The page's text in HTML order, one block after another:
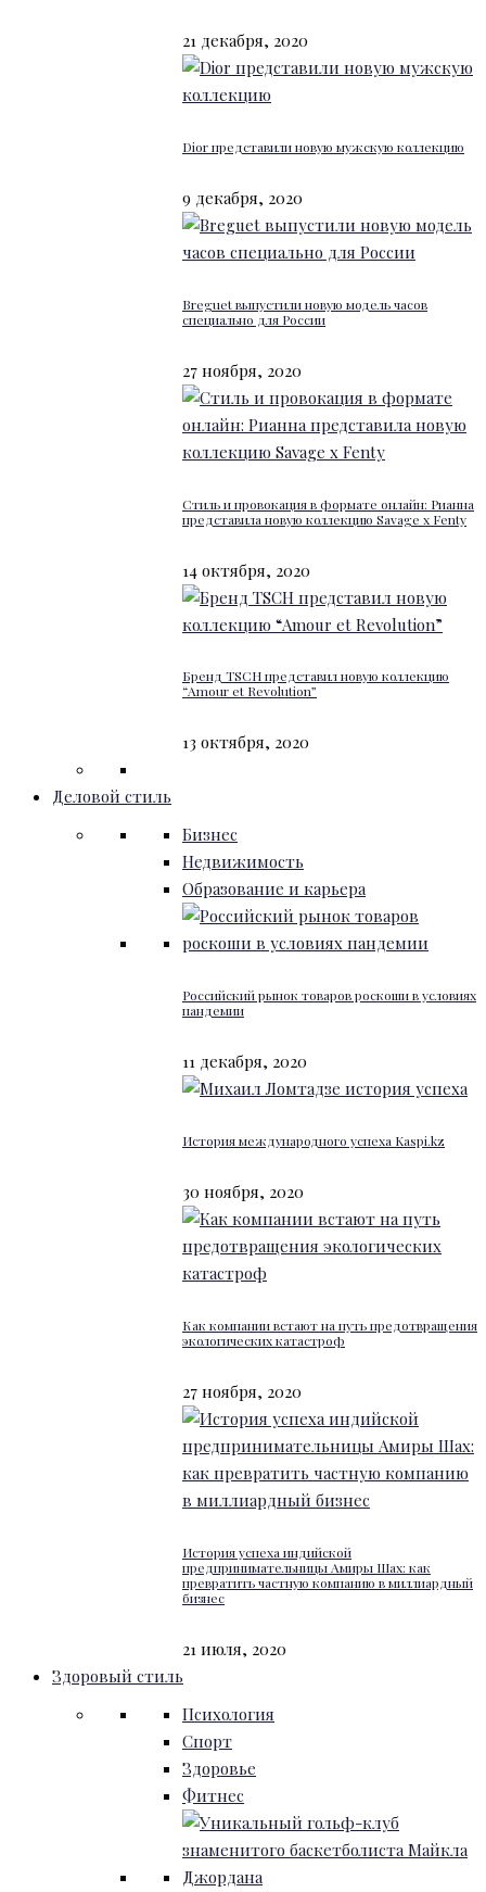
21 декабря, 2020
Dior представили новую мужскую коллекцию
9 декабря, 2020
Breguet выпустили новую модель часов
специально для России
27 ноября, 2020
Стиль и провокация в формате онлайн: Рианна
представила новую коллекцию Savage x Fenty
14 октября, 2020
Бренд TSCH представил новую коллекцию
“Amour et Revolution”
13 октября, 2020
Деловой стиль
Бизнес
Недвижимость
Образование и карьера
Российский рынок товаров роскоши в условиях
пандемии
11 декабря, 2020
История международного успеха Kaspi.kz
30 ноября, 2020
Как компании встают на путь предотвращения
экологических катастроф
27 ноября, 2020
История успеха индийской
предпринимательницы Амиры Шах: как
превратить частную компанию в миллиардный
бизнес
21 июля, 2020
Здоровый стиль
Психология
Спорт
Здоровье
Фитнес